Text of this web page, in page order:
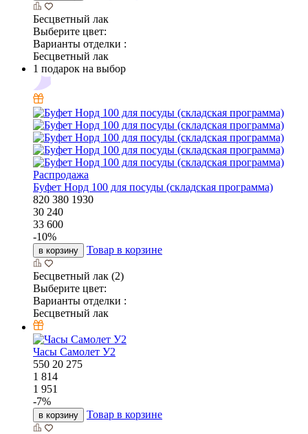
Бесцветный лак
Выберите цвет:
Варианты отделки :
Бесцветный лак
1 подарок на выбор
Распродажа
Буфет Норд 100 для посуды (складская программа)
820 380 1930
30 240
33 600
-10%
в корзину Товар в корзине
Бесцветный лак (2)
Выберите цвет:
Варианты отделки :
Бесцветный лак
Часы Самолет У2
550 20 275
1 814
1 951
-7%
в корзину Товар в корзине